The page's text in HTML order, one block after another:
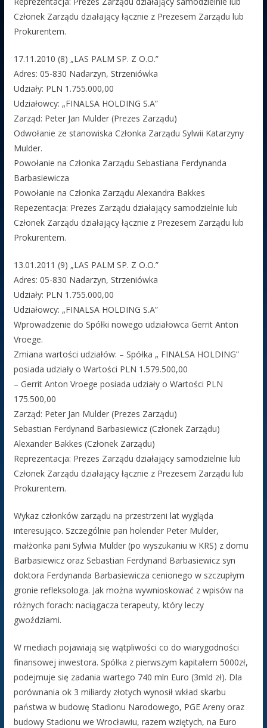
Członek Zarządu działający łącznie z Prezesem Zarządu lub
Prokurentem.
17.11.2010 (8) „LAS PALM SP. Z O.O.”
Adres: 05-830 Nadarzyn, Strzeniówka
Udziały: PLN 1.755.000,00
Udziałowcy: „FINALSA HOLDING S.A”
Zarząd: Peter Jan Mulder (Prezes Zarządu)
Odwołanie ze stanowiska Członka Zarządu Sylwii Katarzyny
Mulder.
Powołanie na Członka Zarządu Sebastiana Ferdynanda
Barbasiewicza
Powołanie na Członka Zarządu Alexandra Bakkes
Repezentacja: Prezes Zarządu działający samodzielnie lub
Członek Zarządu działający łącznie z Prezesem Zarządu lub
Prokurentem.
13.01.2011 (9) „LAS PALM SP. Z O.O.”
Adres: 05-830 Nadarzyn, Strzeniówka
Udziały: PLN 1.755.000,00
Udziałowcy: „FINALSA HOLDING S.A”
Wprowadzenie do Spółki nowego udziałowca Gerrit Anton
Vroege.
Zmiana wartości udziałów: – Spółka „ FINALSA HOLDING”
posiada udziały o Wartości PLN 1.579.500,00
– Gerrit Anton Vroege posiada udziały o Wartości PLN
175.500,00
Zarząd: Peter Jan Mulder (Prezes Zarządu)
Sebastian Ferdynand Barbasiewicz (Członek Zarządu)
Alexander Bakkes (Członek Zarządu)
Reprezentacja: Prezes Zarządu działający samodzielnie lub
Członek Zarządu działający łącznie z Prezesem Zarządu lub
Prokurentem.
Wykaz członków zarządu na przestrzeni lat wygląda
interesująco. Szczególnie pan holender Peter Mulder,
małżonka pani Sylwia Mulder (po wyszukaniu w KRS) z domu
Barbasiewicz oraz Sebastian Ferdynand Barbasiewicz syn
doktora Ferdynanda Barbasiewicza cenionego w szczupłym
gronie refleksologa. Jak można wywnioskować z wpisów na
różnych forach: naciągacza terapeuty, który leczy
gwoździami.
W mediach pojawiają się wątpliwości co do wiarygodności
finansowej inwestora. Spółka z pierwszym kapitałem 5000zł,
podejmuje się zadania wartego 740 mln Euro (3mld zł). Dla
porównania ok 3 miliardy złotych wynosił wkład skarbu
państwa w budowę Stadionu Narodowego, PGE Areny oraz
budowy Stadionu we Wrocławiu, razem wziętych, na Euro